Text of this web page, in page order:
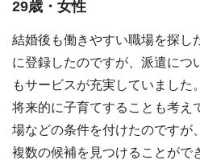
29歳・女性
結婚後も働きやすい職場を探し
に登録したのですが、派遣につ
もサービスが充実していました。
将来的に子育てすることも考え
場などの条件を付けたのですが
複数の候補を見つけることがで